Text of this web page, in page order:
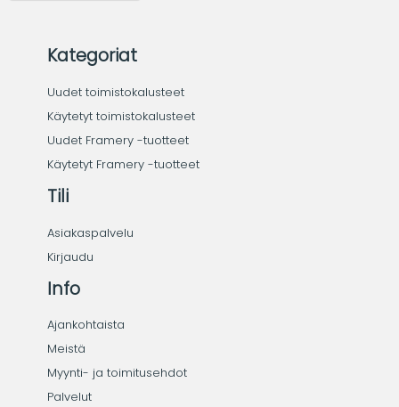
Kategoriat
Uudet toimistokalusteet
Käytetyt toimistokalusteet
Uudet Framery -tuotteet
Käytetyt Framery -tuotteet
Tili
Asiakaspalvelu
Kirjaudu
Info
Ajankohtaista
Meistä
Myynti- ja toimitusehdot
Palvelut